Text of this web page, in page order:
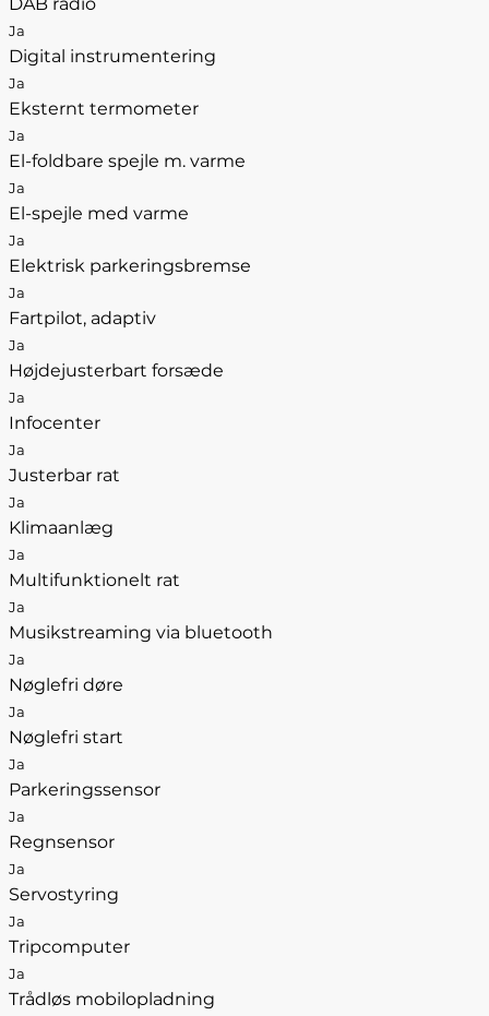
Ja
Digital instrumentering
Ja
Eksternt termometer
Ja
El-foldbare spejle m. varme
Ja
El-spejle med varme
Ja
Elektrisk parkeringsbremse
Ja
Fartpilot, adaptiv
Ja
Højdejusterbart forsæde
Ja
Infocenter
Ja
Justerbar rat
Ja
Klimaanlæg
Ja
Multifunktionelt rat
Ja
Musikstreaming via bluetooth
Ja
Nøglefri døre
Ja
Nøglefri start
Ja
Parkeringssensor
Ja
Regnsensor
Ja
Servostyring
Ja
Tripcomputer
Ja
Trådløs mobilopladning